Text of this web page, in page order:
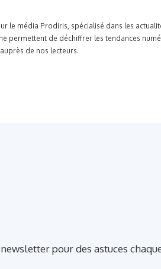
le média Prodiris, spécialisé dans les
permettent de déchiffrer les tendances
de nos lecteurs.
pour des astuces